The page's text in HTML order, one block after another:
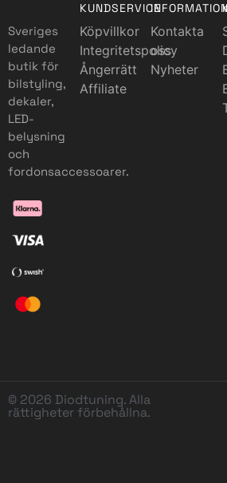
Sveriges
ledande
butik för
bilstyling,
dekaler,
LED-
belysning
och
fordonsaccessoarer.
KUNDSERVICE
Köpvillkor
Integritetspolicy
Ångerrätt
Affiliate
Kontakta
oss
Nyheter
© 2026 Diodtuning. Alla
rättigheter förbehållna.